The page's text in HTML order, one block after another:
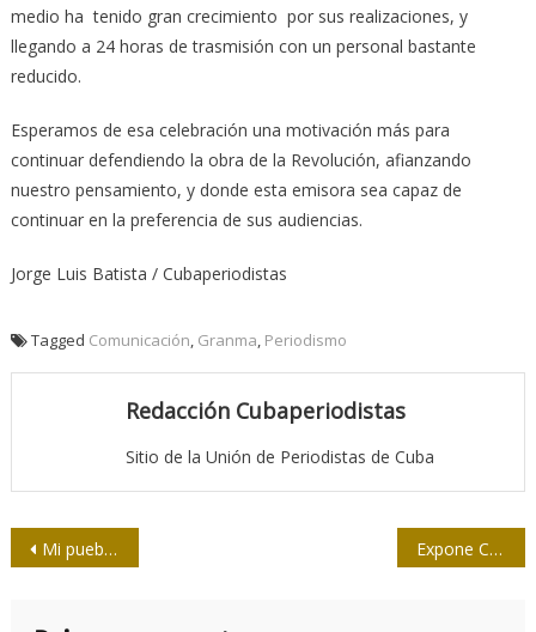
medio ha tenido gran crecimiento por sus realizaciones, y
llegando a 24 horas de trasmisión con un personal bastante
reducido.
Esperamos de esa celebración una motivación más para
continuar defendiendo la obra de la Revolución, afianzando
nuestro pensamiento, y donde esta emisora sea capaz de
continuar en la preferencia de sus audiencias.
Jorge Luis Batista / Cubaperiodistas
Tagged Comunicación, Granma, Periodismo
Redacción Cubaperiodistas
Sitio de la Unión de Periodistas de Cuba
Navegación
Mi pueblo y Fidel Expone Cuba resultados en trabajo con la Unesco